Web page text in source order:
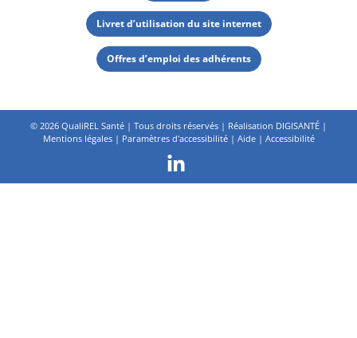
Livret d’utilisation du site internet
Offres d’emploi des adhérents
© 2026 QualiREL Santé | Tous droits réservés | Réalisation DIGISANTÉ |
Mentions légales| Paramètres d'accessibilité| Aide| Accessibilité